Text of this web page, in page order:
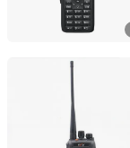
Guangzhou
Guangdong,